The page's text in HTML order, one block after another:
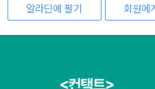
알라딘에 팔기
회원에